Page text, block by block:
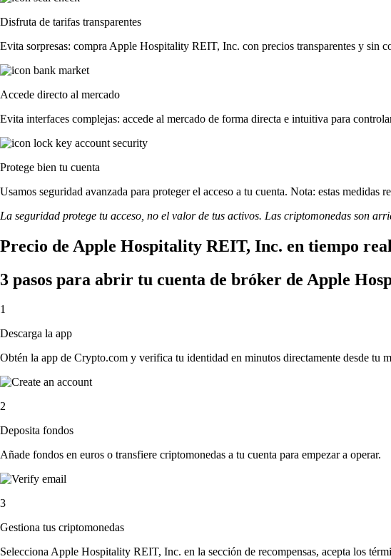
Disfruta de tarifas transparentes
Evita sorpresas: compra Apple Hospitality REIT, Inc. con precios transparentes y sin
Accede directo al mercado
Evita interfaces complejas: accede al mercado de forma directa e intuitiva para
Protege bien tu cuenta
Usamos seguridad avanzada para proteger el acceso a tu cuenta. Nota: estas medidas
La seguridad protege tu acceso, no el valor de tus activos. Las criptomonedas son
Precio de Apple Hospitality REIT, Inc. en tiempo real
3 pasos para abrir tu cuenta de bróker de Apple
1
Descarga la app
Obtén la app de Crypto.com y verifica tu identidad en minutos directamente desde tu
2
Deposita fondos
Añade fondos en euros o transfiere criptomonedas a tu cuenta para empezar a operar.
3
Gestiona tus criptomonedas
Selecciona Apple Hospitality REIT, Inc. en la sección de recompensas, acepta los